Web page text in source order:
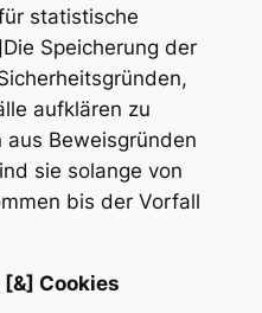
statistische
Speicherung der
aufklären zu
aus Beweisgründen
sie solange von
bis der Vorfall
Cookies